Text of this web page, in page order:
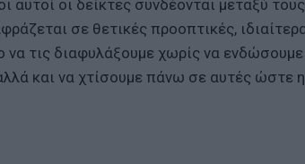
οι δείκτες συνδέονται μεταξύ τους
σε θετικές προοπτικές,
να τις διαφυλάξουμε χωρίς να
και να χτίσουμε πάνω σε αυτές ώστε